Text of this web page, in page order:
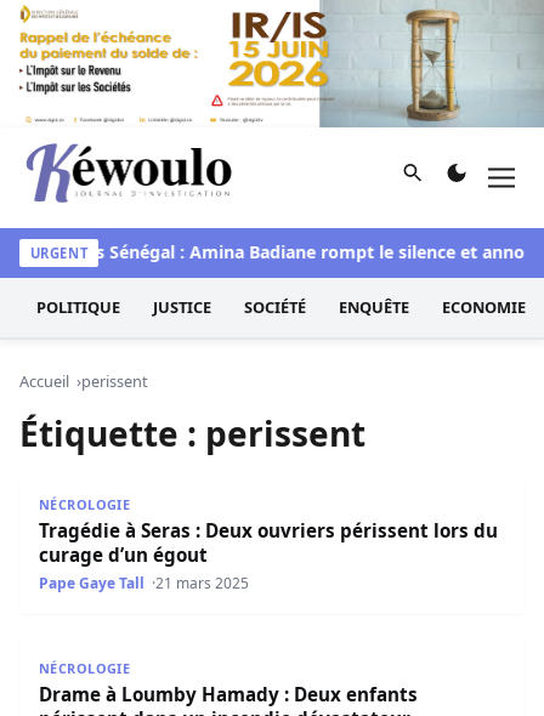
Aller au contenu
Kéwoulo, le premier site d'information et d'investigation
Rechercher
URGENT
Miss Sénégal : Amina Badiane rompt le silence et
POLITIQUE JUSTICE SOCIÉTÉ ENQUÊTE ECONOMIE
Accueil perissent
Étiquette : perissent
NÉCROLOGIE
Tragédie à Seras : Deux ouvriers périssent lors du
curage d’un égout
Pape Gaye Tall 21 mars 2025
NÉCROLOGIE
Drame à Loumby Hamady : Deux enfants